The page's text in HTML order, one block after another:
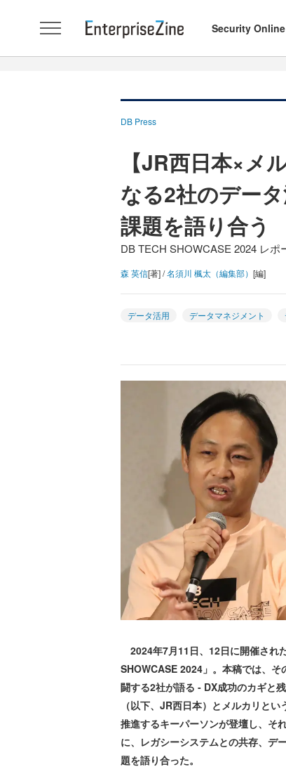
Security Online
DB Press
【JR西日本×メ
なる2社のデー
課題を語り合う
DB TECH SHOWCASE 2024 レポ
森 英信[著] /名須川 楓太（編集部） [編]
データ活用 データマネジメント
2024年7月11日、12日に開催され
SHOWCASE 2024」。本稿では、
闘する2社が語る ‐ DX成功のカギと
（以下、JR西日本）とメルカリと
推進するキーパーソンが登壇し、そ
に、レガシーシステムとの共存、デ
題を語り合った。